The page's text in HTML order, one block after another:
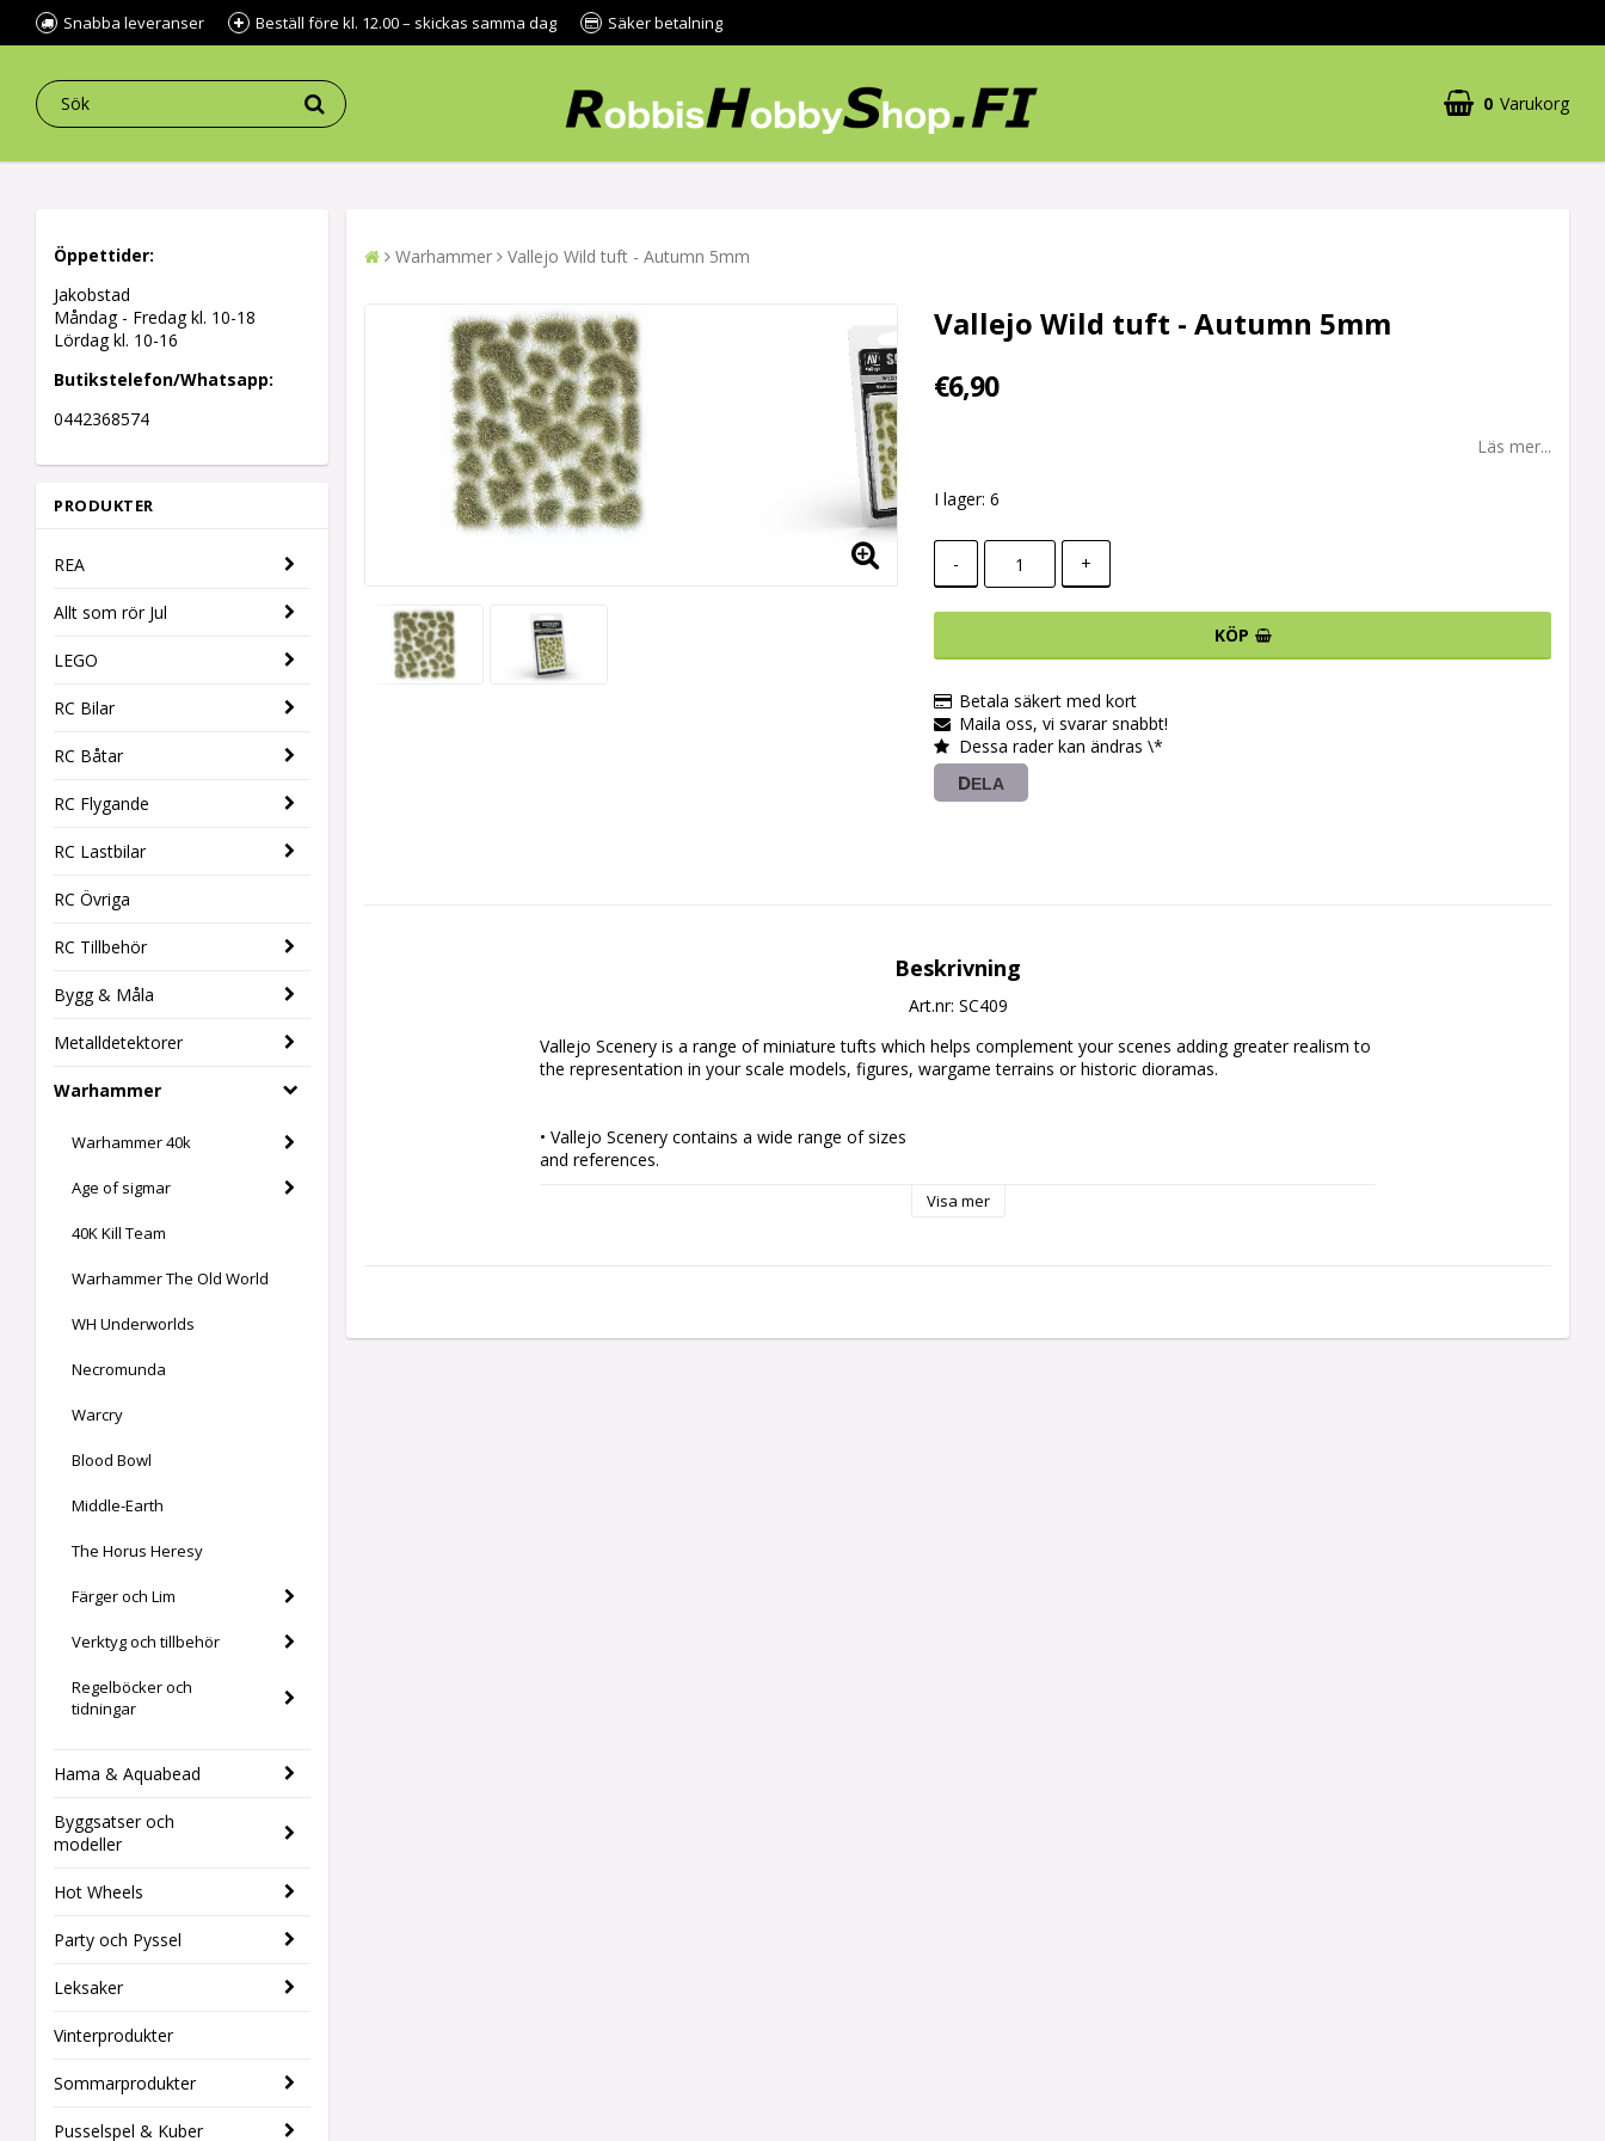
Snabba leveranser Beställ före kl. 12.00 – skickas samma dag Säker betalning
0 Varukorg
Öppettider:
Jakobstad
Måndag - Fredag kl. 10-18
Lördag kl. 10-16
Butikstelefon/Whatsapp:
0442368574
PRODUKTER
REA
Allt som rör Jul
LEGO
RC Bilar
RC Båtar
RC Flygande
RC Lastbilar
RC Övriga
RC Tillbehör
Bygg & Måla
Metalldetektorer
Warhammer
Warhammer 40k
Age of sigmar
40K Kill Team
Warhammer The Old World
WH Underworlds
Necromunda
Warcry
Blood Bowl
Middle-Earth
The Horus Heresy
Färger och Lim
Verktyg och tillbehör
Regelböcker och
tidningar
Hama & Aquabead
Byggsatser och
modeller
Hot Wheels
Party och Pyssel
Leksaker
Vinterprodukter
Sommarprodukter
Pusselspel & Kuber
Warhammer Vallejo Wild tuft - Autumn 5mm
Vallejo Wild tuft - Autumn 5mm
€6,90
Läs mer...
I lager: 6
- +
KÖP
Betala säkert med kort
Maila oss, vi svarar snabbt!
Dessa rader kan ändras \*
DELA
Beskrivning
Art.nr: SC409
Vallejo Scenery is a range of miniature tufts which helps complement your scenes adding greater realism to
the representation in your scale models, figures, wargame terrains or historic dioramas.
• Vallejo Scenery contains a wide range of sizes
and references.
Visa mer